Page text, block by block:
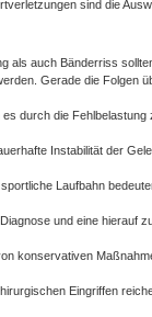
sind die
als auch Bänderriss
Gerade die Folgen
durch die Fehlbelastung
Instabilität der
Laufbahn
und eine hierauf
konservativen
Eingriffen